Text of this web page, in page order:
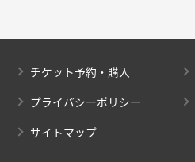
チケット予約・購入
プライバシーポリシー
サイトマップ